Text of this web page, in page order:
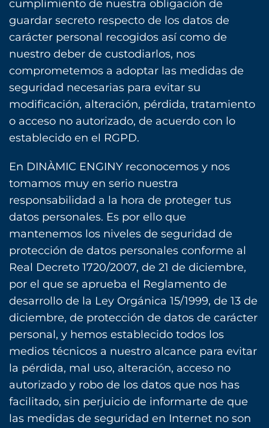
cumplimiento de nuestra obligación de
guardar secreto respecto de los datos de
carácter personal recogidos así como de
nuestro deber de custodiarlos, nos
comprometemos a adoptar las medidas de
seguridad necesarias para evitar su
modificación, alteración, pérdida, tratamiento
o acceso no autorizado, de acuerdo con lo
establecido en el RGPD.
En DINÀMIC ENGINY reconocemos y nos
tomamos muy en serio nuestra
responsabilidad a la hora de proteger tus
datos personales. Es por ello que
mantenemos los niveles de seguridad de
protección de datos personales conforme al
Real Decreto 1720/2007, de 21 de diciembre,
por el que se aprueba el Reglamento de
desarrollo de la Ley Orgánica 15/1999, de 13 de
diciembre, de protección de datos de carácter
personal, y hemos establecido todos los
medios técnicos a nuestro alcance para evitar
la pérdida, mal uso, alteración, acceso no
autorizado y robo de los datos que nos has
facilitado, sin perjuicio de informarte de que
las medidas de seguridad en Internet no son